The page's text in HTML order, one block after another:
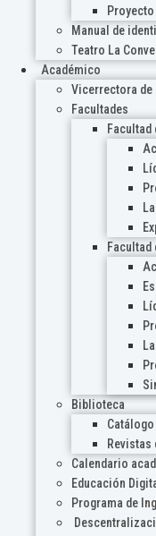
Manual de
Teatro La
Académico
Vicerrectora de
Facultades
Facultad
Facultad
Biblioteca
Calendario
Educación
Programa de